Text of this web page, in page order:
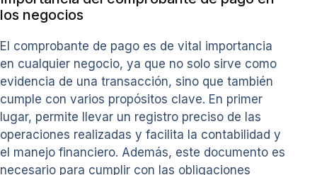
los negocios
El comprobante de pago es de vital importancia
en cualquier negocio, ya que no solo sirve como
evidencia de una transacción, sino que también
cumple con varios propósitos clave. En primer
lugar, permite llevar un registro preciso de las
operaciones realizadas y facilita la contabilidad y
el manejo financiero. Además, este documento es
necesario para cumplir con las obligaciones